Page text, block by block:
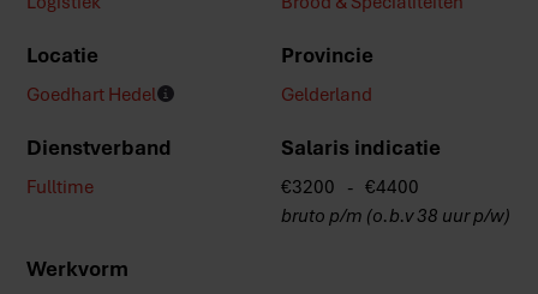
Locatie
Goedhart Hedel
Provincie
Gelderland
Dienstverband
Fulltime
Salaris indicatie
€3200 - €4400
bruto p/m (o.b.v 38 uur p/w)
Werkvorm